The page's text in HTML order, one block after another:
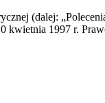
(dalej:
kwietnia 1997 r.